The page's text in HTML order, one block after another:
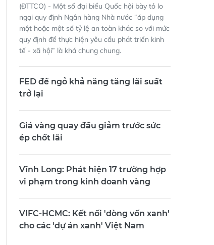
(ĐTTCO) - Một số đại biểu Quốc hội bày tỏ lo
ngại quy định Ngân hàng Nhà nước “áp dụng
một hoặc một số tỷ lệ an toàn khác so với mức
quy định để thực hiện yêu cầu phát triển kinh
tế - xã hội” là khá chung chung.
FED để ngỏ khả năng tăng lãi suất
trở lại
Giá vàng quay đầu giảm trước sức
ép chốt lãi
Vĩnh Long: Phát hiện 17 trường hợp
vi phạm trong kinh doanh vàng
VIFC-HCMC: Kết nối 'dòng vốn xanh'
cho các 'dự án xanh' Việt Nam